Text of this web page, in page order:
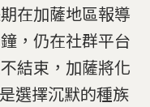
在加薩地區報導
，仍在社群平台
結束，加薩將化
選擇沉默的種族